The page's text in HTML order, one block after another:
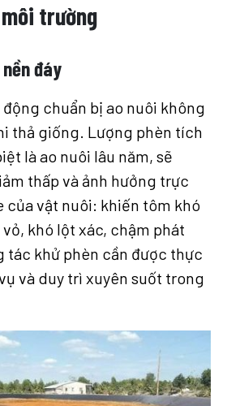
trường
đáy
chuẩn bị ao nuôi không
thả giống. Lượng phèn tích
là ao nuôi lâu năm, sẽ
thấp và ảnh hưởng trực
của vật nuôi: khiến tôm khó
khó lột xác, chậm phát
tác khử phèn cần được thực
và duy trì xuyên suốt trong